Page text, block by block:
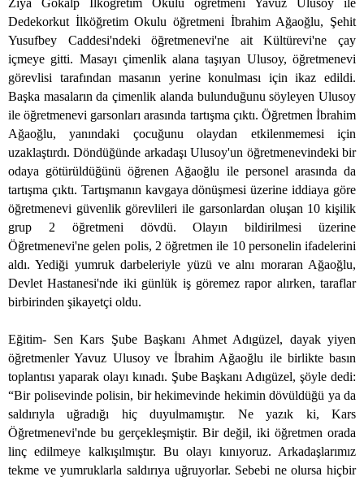
Ziya Gökalp İlköğretim Okulu öğretmeni Yavuz Ulusoy ile
Dedekorkut İlköğretim Okulu öğretmeni İbrahim Ağaoğlu, Şehit
Yusufbey Caddesi'ndeki öğretmenevi'ne ait Kültürevi'ne çay
içmeye gitti. Masayı çimenlik alana taşıyan Ulusoy, öğretmenevi
görevlisi tarafından masanın yerine konulması için ikaz edildi.
Başka masaların da çimenlik alanda bulunduğunu söyleyen Ulusoy
ile öğretmenevi garsonları arasında tartışma çıktı. Öğretmen İbrahim
Ağaoğlu, yanındaki çocuğunu olaydan etkilenmemesi için
uzaklaştırdı. Döndüğünde arkadaşı Ulusoy'un öğretmenevindeki bir
odaya götürüldüğünü öğrenen Ağaoğlu ile personel arasında da
tartışma çıktı. Tartışmanın kavgaya dönüşmesi üzerine iddiaya göre
öğretmenevi güvenlik görevlileri ile garsonlardan oluşan 10 kişilik
grup 2 öğretmeni dövdü. Olayın bildirilmesi üzerine
Öğretmenevi'ne gelen polis, 2 öğretmen ile 10 personelin ifadelerini
aldı. Yediği yumruk darbeleriyle yüzü ve alnı moraran Ağaoğlu,
Devlet Hastanesi'nde iki günlük iş göremez rapor alırken, taraflar
birbirinden şikayetçi oldu.
Eğitim- Sen Kars Şube Başkanı Ahmet Adıgüzel, dayak yiyen
öğretmenler Yavuz Ulusoy ve İbrahim Ağaoğlu ile birlikte basın
toplantısı yaparak olayı kınadı. Şube Başkanı Adıgüzel, şöyle dedi:
“Bir polisevinde polisin, bir hekimevinde hekimin dövüldüğü ya da
saldırıyla uğradığı hiç duyulmamıştır. Ne yazık ki, Kars
Öğretmenevi'nde bu gerçekleşmiştir. Bir değil, iki öğretmen orada
linç edilmeye kalkışılmıştır. Bu olayı kınıyoruz. Arkadaşlarımız
tekme ve yumruklarla saldırıya uğruyorlar. Sebebi ne olursa hiçbir